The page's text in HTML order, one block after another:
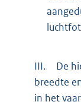
III.
De
breedte
in het